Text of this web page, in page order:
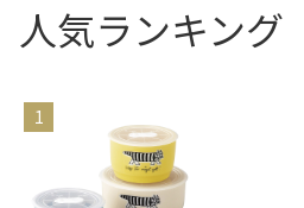
人気ランキング